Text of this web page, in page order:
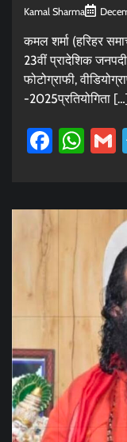
Kamal Sharma
कमल शर्मा (हरिहर
23वीं प्रादेशिक
फोटोग्राफी,
-2025प्रतियोगिता […]